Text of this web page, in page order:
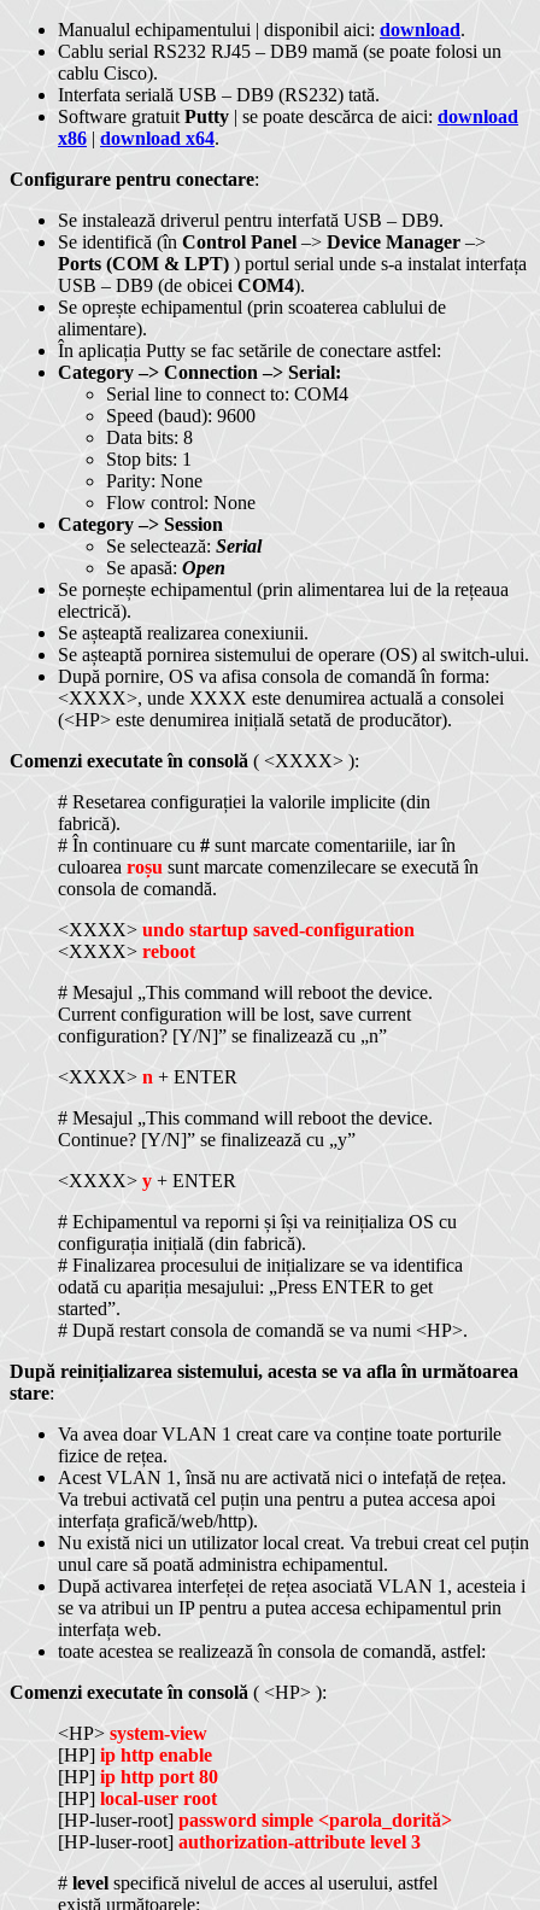
Manualul echipamentului | disponibil aici: download.
Cablu serial RS232 RJ45 – DB9 mamă (se poate folosi un
cablu Cisco).
Interfata serială USB – DB9 (RS232) tată.
Software gratuit Putty | se poate descărca de aici: download
x86 | download x64.
Configurare pentru conectare:
Se instalează driverul pentru interfată USB – DB9.
Se identifică (în Control Panel –> Device Manager–>
Ports (COM & LPT) ) portul serial unde s-a instalat interfața
USB – DB9 (de obicei COM4).
Se oprește echipamentul (prin scoaterea cablului de
alimentare).
În aplicația Putty se fac setările de conectare astfel:
Category –> Connection –> Serial:
Serial line to connect to: COM4
Speed (baud): 9600
Data bits: 8
Stop bits: 1
Parity: None
Flow control: None
Category –> Session
Se selectează: Serial
Se apasă: Open
Se pornește echipamentul (prin alimentarea lui de la rețeaua
electrică).
Se așteaptă realizarea conexiunii.
Se așteaptă pornirea sistemului de operare (OS) al switch-ului.
După pornire, OS va afisa consola de comandă în forma:
<XXXX>, unde XXXX este denumirea actuală a consolei
(<HP> este denumirea inițială setată de producător).
Comenzi executate în consolă ( <XXXX> ):
# Resetarea configurației la valorile implicite (din
fabrică).
# În continuare cu # sunt marcate comentariile, iar în
culoarea roșu sunt marcate comenzilecare se execută în
consola de comandă.
<XXXX> undo startup saved-configuration
<XXXX> reboot
# Mesajul „This command will reboot the device.
Current configuration will be lost, save current
configuration? [Y/N]” se finalizează cu „n”
<XXXX> n + ENTER
# Mesajul „This command will reboot the device.
Continue? [Y/N]” se finalizează cu „y”
<XXXX> y + ENTER
# Echipamentul va reporni și își va reinițializa OS cu
configurația inițială (din fabrică).
# Finalizarea procesului de inițializare se va identifica
odată cu apariția mesajului: „Press ENTER to get
started”.
# După restart consola de comandă se va numi <HP>.
După reinițializarea sistemului, acesta se va afla în următoarea
stare:
Va avea doar VLAN 1 creat care va conține toate porturile
fizice de rețea.
Acest VLAN 1, însă nu are activată nici o intefață de rețea.
Va trebui activată cel puțin una pentru a putea accesa apoi
interfața grafică/web/http).
Nu există nici un utilizator local creat. Va trebui creat cel puțin
unul care să poată administra echipamentul.
După activarea interfeței de rețea asociată VLAN 1, acesteia i
se va atribui un IP pentru a putea accesa echipamentul prin
interfața web.
toate acestea se realizează în consola de comandă, astfel:
Comenzi executate în consolă ( <HP> ):
<HP> system-view
[HP] ip http enable
[HP] ip http port 80
[HP] local-user root
[HP-luser-root] password simple <parola_dorită>
[HP-luser-root] authorization-attribute level 3
# level specifică nivelul de acces al userului, astfel
există următoarele: